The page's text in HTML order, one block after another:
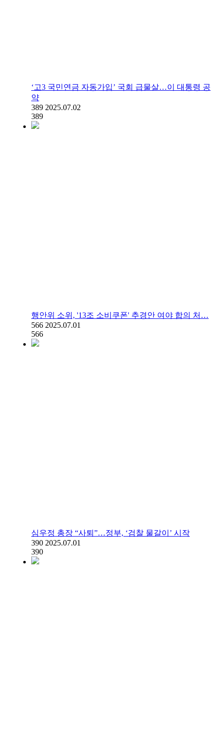
‘고3 국민연금 자동가입’ 국회 급물살…이 대통령 공
약
389 2025.07.02
389
행안위 소위, '13조 소비쿠폰' 추경안 여야 합의 처…
566 2025.07.01
566
심우정 총장 “사퇴”…정부, ‘검찰 물갈이’ 시작
390 2025.07.01
390